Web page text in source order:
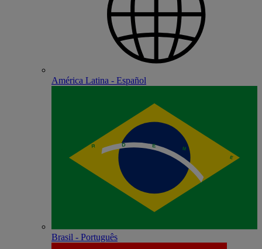
América Latina - Español
Brasil - Português